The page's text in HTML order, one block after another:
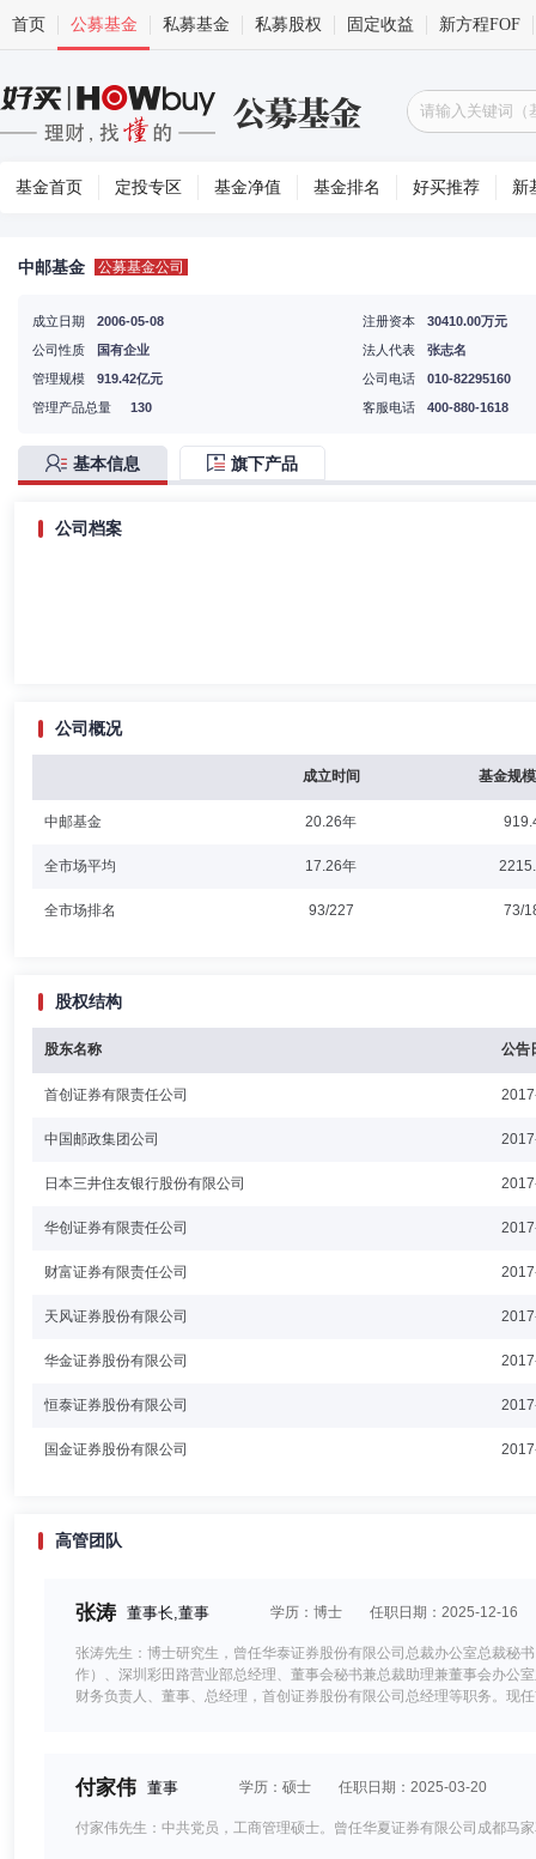
首页 公募基金 私募基金 私募股权 固定收益 新方程FOF
基金首页 定投专区 基金净值 基金排名 好买推荐 新
中邮基金 公募基金公司
成立日期
2006-05-08
公司性质
国有企业
注册资本
30410.00万元
法人代表
张志名
管理规模
919.42亿元
管理产品总量
130
公司电话
010-82295160
客服电话
400-880-1618
基本信息 旗下产品
公司档案
公司概况
成立时间 基金规
中邮基金 20.26年
全市场平均 17.26年
全市场排名 93/227 73/
股权结构
股东名称 公告
首创证券有限责任公司
中国邮政集团公司
日本三井住友银行股份有限公司
华创证券有限责任公司
财富证券有限责任公司
天风证券股份有限公司
华金证券股份有限公司
恒泰证券股份有限公司
国金证券股份有限公司
高管团队
张涛 董事长,董事 学历：博士 任职日期：2025-12-16
张涛先生：博士研究生，曾任华泰证券股份有限公司总裁办公室总裁秘
作）、深圳彩田路营业部总经理、董事会秘书兼总裁助理兼董事会办公
财务负责人、董事、总经理，首创证券股份有限公司总经理等职务。现
付家伟 董事 学历：硕士 任职日期：2025-03-20
付家伟先生：中共党员，工商管理硕士。曾任华夏证券有限公司成都马